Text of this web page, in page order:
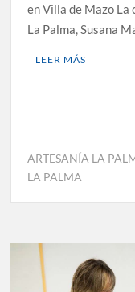
en Villa de Mazo La
La Palma, Susana
LEER MÁS
ARTESANÍA LA
LA PALMA